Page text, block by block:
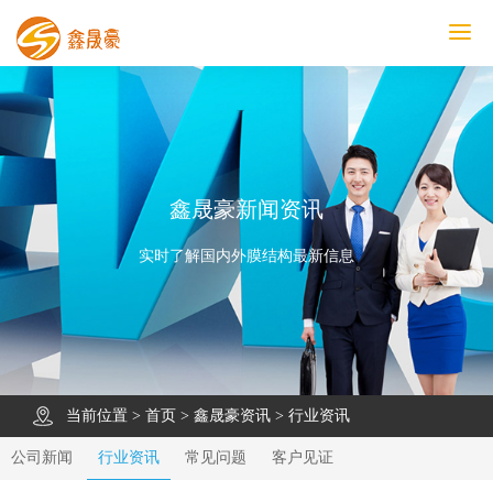
鑫晟豪首页
产品中心
工程案例
膜结构车棚
污水池反吊膜加盖
鑫晟豪资讯
关于鑫晟豪
联系鑫晟豪
鑫晟豪新闻资讯
实时了解国内外膜结构最新信息
当前位置 > 首页 > 鑫晟豪资讯 > 行业资讯
公司新闻 行业资讯 常见问题 客户见证